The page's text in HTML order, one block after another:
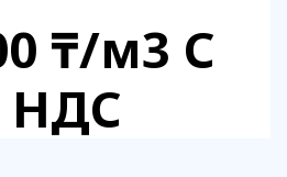
₸/м3 С
НДС